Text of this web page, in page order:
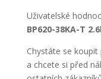
Uživatelské
BP620-38KA-T
Chystáte se koupit
a chcete si před